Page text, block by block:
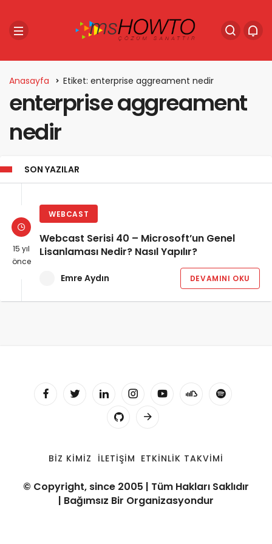
Anasayfa Etiket: enterprise aggreament nedir
enterprise aggreament
nedir
SON YAZILAR
15 yıl
önce
WEBCAST
Webcast Serisi 40 – Microsoft’un Genel
Lisanlaması Nedir? Nasıl Yapılır?
Emre Aydın DEVAMINI OKU
BIZ KIMIZ İLETIŞIM ETKINLIK TAKVIMI
© Copyright, since 2005 | Tüm Hakları Saklıdır
| Bağımsız Bir Organizasyondur